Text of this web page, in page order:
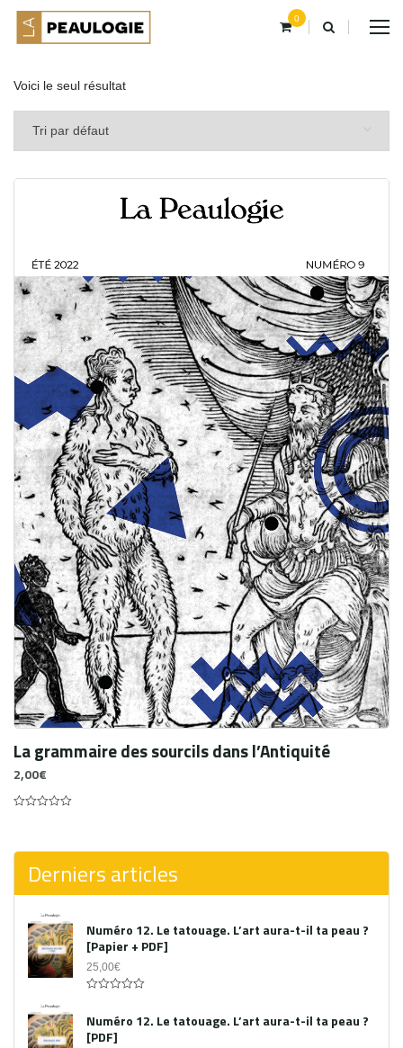
0
Voici le seul résultat
La grammaire des sourcils dans l’Antiquité
2,00€
5
Derniers articles
Numéro 12. Le tatouage. L’art aura-t-il ta peau ?
[Papier + PDF]
25,00€
out
of
5
Numéro 12. Le tatouage. L’art aura-t-il ta peau ?
[PDF]